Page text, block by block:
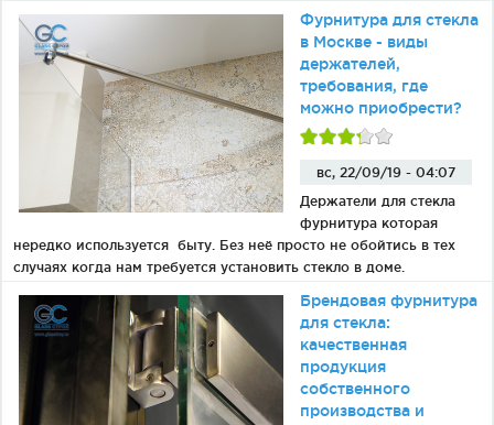
Фурнитура для стекла
в Москве - виды
держателей,
требования, где
можно приобрести?
вс, 22/09/19 - 04:07
Держатели для стекла
фурнитура которая
нередко используется быту. Без неё просто не обойтись в тех
случаях когда нам требуется установить стекло в доме.
Брендовая фурнитура
для стекла:
качественная
продукция
собственного
производства и